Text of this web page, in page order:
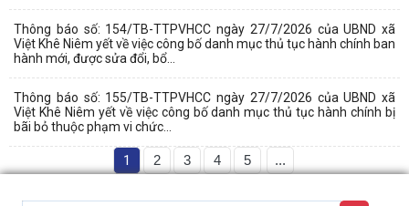
Thông báo số: 154/TB-TTPVHCC ngày 27/7/2026 của UBND xã
Việt Khê Niêm yết về việc công bố danh mục thủ tục hành chính ban
hành mới, được sửa đổi, bổ...
Thông báo số: 155/TB-TTPVHCC ngày 27/7/2026 của UBND xã
Việt Khê Niêm yết về việc công bố danh mục thủ tục hành chính bị
bãi bỏ thuộc phạm vi chức...
1 2 3 4 5 ...